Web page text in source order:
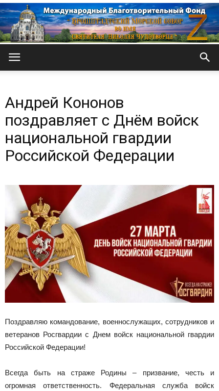
Морской
собор
Андрей Кононов
поздравляет с Днём войск
национальной гвардии
Российской Федерации
Поздравляю командование, военнослужащих, сотрудников и
ветеранов Росгвардии с Днем войск национальной гвардии
Российской Федерации!
Всегда быть на страже Родины – призвание, честь и
огромная ответственность. Федеральная служба войск